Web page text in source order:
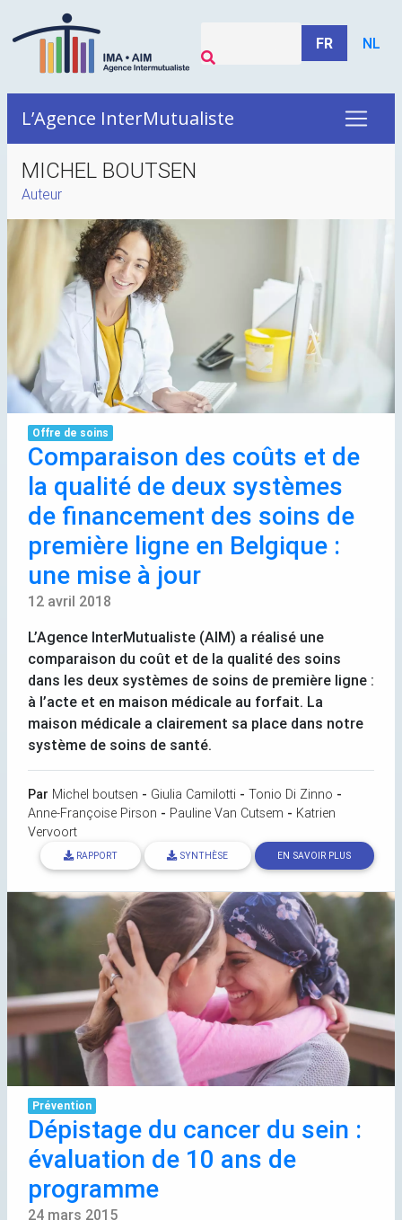
FR NL
L’Agence InterMutualiste
MICHEL BOUTSEN
Auteur
Offre de soins
Comparaison des coûts et de
la qualité de deux systèmes
de financement des soins de
première ligne en Belgique :
une mise à jour
12 avril 2018
L’Agence InterMutualiste (AIM) a réalisé une
comparaison du coût et de la qualité des soins
dans les deux systèmes de soins de première ligne :
à l’acte et en maison médicale au forfait. La
maison médicale a clairement sa place dans notre
système de soins de santé.
Par Michel boutsen - Giulia Camilotti - Tonio Di Zinno -
Anne-Françoise Pirson - Pauline Van Cutsem - Katrien
Vervoort
RAPPORT SYNTHÈSE EN SAVOIR PLUS
Prévention
Dépistage du cancer du sein :
évaluation de 10 ans de
programme
24 mars 2015